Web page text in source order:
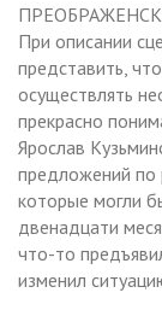
При описании
представить,
осуществлять
прекрасно
Ярослав
предложений по
которые могли
двенадцати
что-то
изменил